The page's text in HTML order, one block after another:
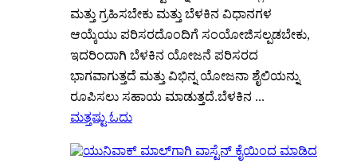
ಮತ್ತು ಗ್ರಹಿಸಬೇಕು ಮತ್ತು ಬೆಳಕಿನ ವಿಧಾನಗಳ
ಆಯ್ಕೆಯು ಪರಿಸರದೊಂದಿಗೆ ಸಂಯೋಜಿಸಲ್ಪಡಬೇಕು,
ಇದರಿಂದಾಗಿ ಬೆಳಕಿನ ಯೋಜನೆ ಪರಿಸರದ
ಭಾಗವಾಗುತ್ತದೆ ಮತ್ತು ವಿಭಿನ್ನ ಯೋಜನಾ ಶೈಲಿಯನ್ನು
ರೂಪಿಸಲು ಸಹಾಯ ಮಾಡುತ್ತದೆ.ಬೆಳಕಿನ ...
ಮತ್ತಷ್ಟು ಓದು